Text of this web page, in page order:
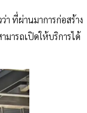
า ที่ผ่านมาการก่อสร้าง
ารถเปิดให้บริการได้